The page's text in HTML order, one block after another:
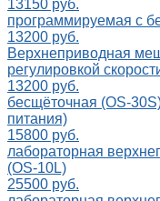
13150 руб.
программируемая с
13200 руб.
Верхнеприводная
регулировкой
13200 руб.
бесщёточная (OS-
питания)
15800 руб.
лабораторная
(OS-10L)
25500 руб.